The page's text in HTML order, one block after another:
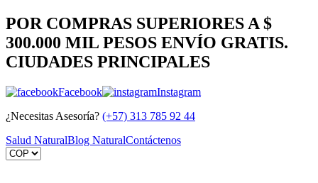
POR COMPRAS SUPERIORES A $
300.000 MIL PESOS ENVÍO GRATIS.
CIUDADES PRINCIPALES
Facebook
Instagram
¿Necesitas Asesoría? (+57) 313 785 92 44
Salud NaturalBlog NaturalContáctenos